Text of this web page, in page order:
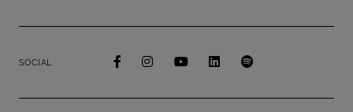
SOCIAL